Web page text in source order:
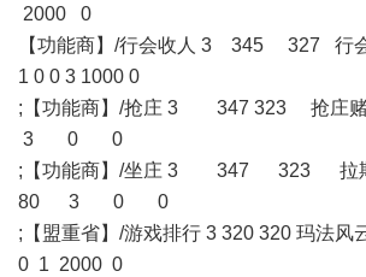
2000 0
【功能商】/行会收人 3 345 327
1 0 0 3 1000 0
;【功能商】/抢庄 3 347 323
3 0 0
;【功能商】/坐庄 3 347 323
80 3 0 0
;【盟重省】/游戏排行 3 320 320 玛法
0 1 2000 0